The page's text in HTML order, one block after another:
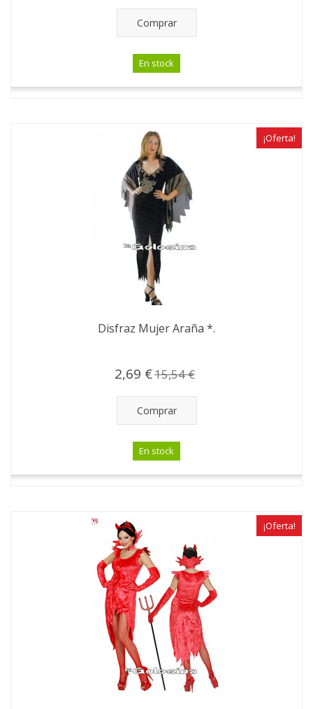
Comprar
En stock
¡Oferta!
Disfraz Mujer Araña *.
2,69 €15,54 €
Comprar
En stock
¡Oferta!